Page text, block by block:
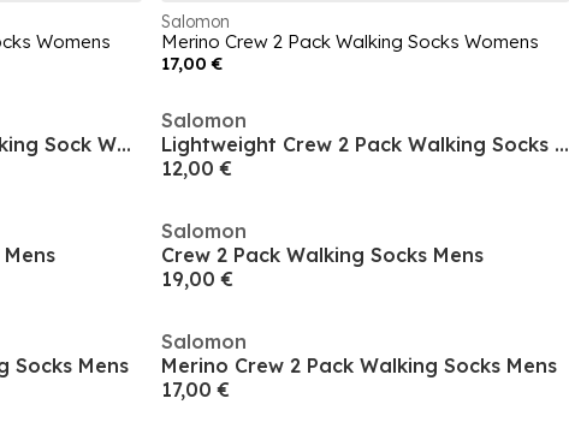
Womens
Salomon
Merino Crew 2 Pack Walking Socks Womens
17,00 €
Merino Quarter 2 Pack Walking Sock Womens
Salomon
Lightweight Crew 2 Pack Walking Socks Womens
12,00 €
Salomon
Crew 2 Pack Walking Socks Mens
19,00 €
Socks Mens
Salomon
Merino Crew 2 Pack Walking Socks Mens
17,00 €